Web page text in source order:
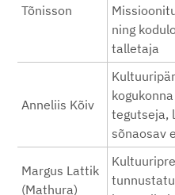
Tõnisson
ning
talletaja
Anneliis Kõiv
tegutseja,
sõnaosav
Margus Lattik
(Mathura)